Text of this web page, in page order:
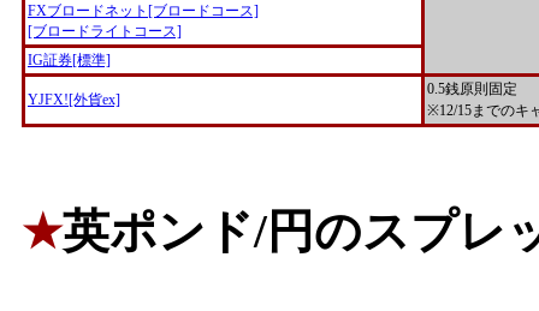
FXブロードネット[ブロードコース]
[ブロードライトコース]
IG証券[標準]
YJFX![外貨ex]
0.5銭原則固定
※12/15までのキ
★英ポンド/円のスプレ